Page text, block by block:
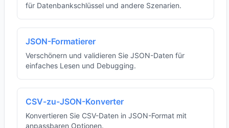
für Datenbankschlüssel und andere Szenarien.
JSON-Formatierer
Verschönern und validieren Sie JSON-Daten für
einfaches Lesen und Debugging.
CSV-zu-JSON-Konverter
Konvertieren Sie CSV-Daten in JSON-Format mit
anpassbaren Optionen.